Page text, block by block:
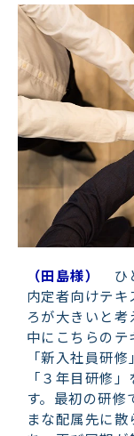
（田島様）
ひ
内定者向けテ
ろが大きいと
中にこちらの
「新入社員研
「３年目研修
す。最初の研
まな配属先に